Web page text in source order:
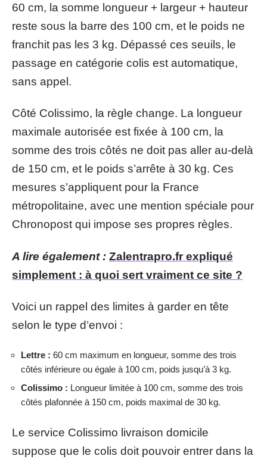
60 cm, la somme longueur + largeur + hauteur
reste sous la barre des 100 cm, et le poids ne
franchit pas les 3 kg. Dépassé ces seuils, le
passage en catégorie colis est automatique,
sans appel.
Côté Colissimo, la règle change. La longueur
maximale autorisée est fixée à 100 cm, la
somme des trois côtés ne doit pas aller au-delà
de 150 cm, et le poids s’arrête à 30 kg. Ces
mesures s’appliquent pour la France
métropolitaine, avec une mention spéciale pour
Chronopost qui impose ses propres règles.
A lire également : Zalentrapro.fr expliqué
simplement : à quoi sert vraiment ce site ?
Voici un rappel des limites à garder en tête
selon le type d’envoi :
Lettre : 60 cm maximum en longueur, somme des trois
côtés inférieure ou égale à 100 cm, poids jusqu’à 3 kg.
Colissimo : Longueur limitée à 100 cm, somme des trois
côtés plafonnée à 150 cm, poids maximal de 30 kg.
Le service Colissimo livraison domicile
suppose que le colis doit pouvoir entrer dans la